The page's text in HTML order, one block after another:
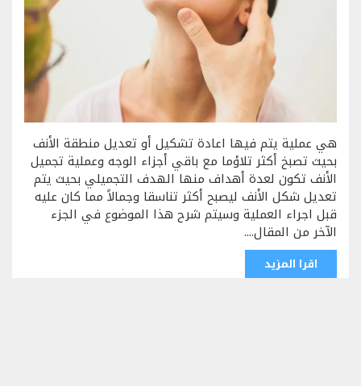
هي عملية يتم فيها اعادة تشكيل أو تعديل منطقة الأنف
بحيث تصبخ أكثر تلاؤما مع باقي أجزاء الوجه وعملية تجميل
الأنف تكون لعدة أهداف منها الهدف التجميلي بحيث يتم
تعديل شكل الأنف ليصبح أكثر تناسقا وجمالاً مما كان عليه
قبل اجراء العملية وسيتم شرح هذا الموضوع في الجزء
الآخر من المقال....
اقرا المزيد